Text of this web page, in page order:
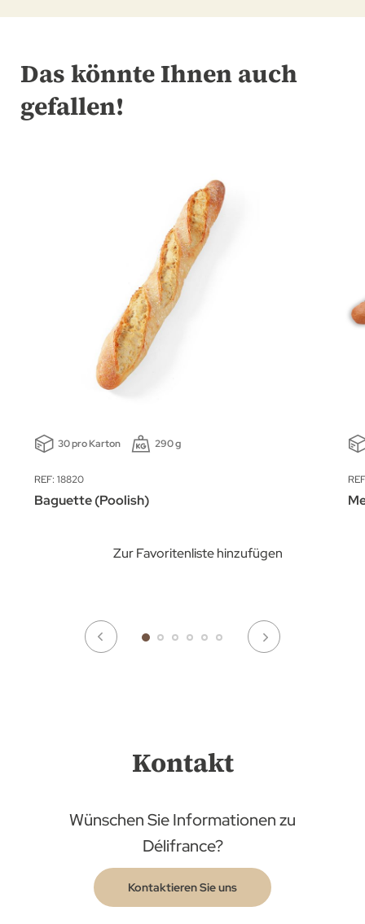
Das könnte Ihnen auch
gefallen!
30 pro Karton 290 g
REF: 18820
Baguette (Poolish)
Zur Favoritenliste hinzufügen
Kontakt
Wünschen Sie Informationen zu
Délifrance?
Kontaktieren Sie uns